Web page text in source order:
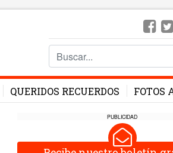
QUERIDOS RECUERDOS FOTOS
PUBLICIDAD